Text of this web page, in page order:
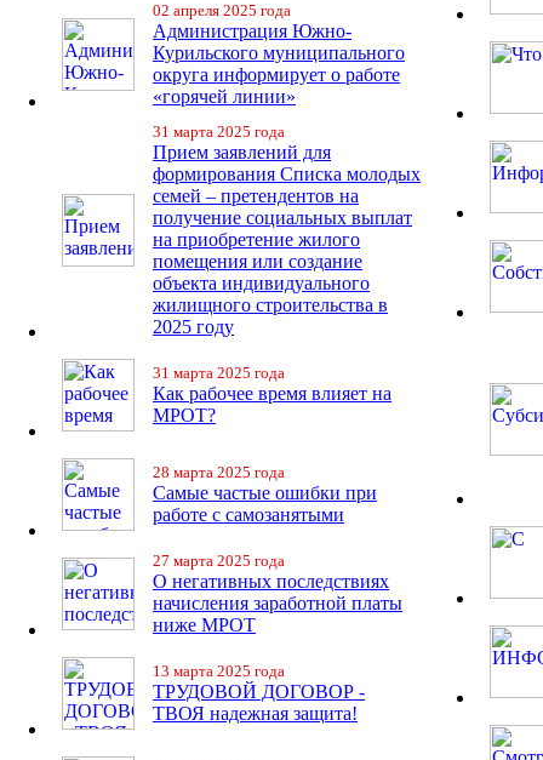
02 апреля 2025 года
Администрация Южно-
Курильского муниципального
округа информирует о работе
«горячей линии»
31 марта 2025 года
Прием заявлений для
формирования Списка молодых
семей – претендентов на
получение социальных выплат
на приобретение жилого
помещения или создание
объекта индивидуального
жилищного строительства в
2025 году
31 марта 2025 года
Как рабочее время влияет на
МРОТ?
28 марта 2025 года
Самые частые ошибки при
работе с самозанятыми
27 марта 2025 года
О негативных последствиях
начисления заработной платы
ниже МРОТ
13 марта 2025 года
ТРУДОВОЙ ДОГОВОР -
ТВОЯ надежная защита!